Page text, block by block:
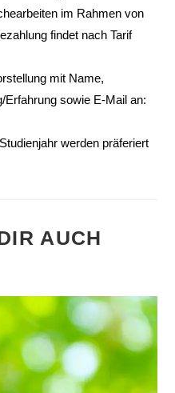
im Rahmen von
findet nach Tarif
mit Name,
Erfahrung sowie E-Mail an:
werden präferiert
AUCH